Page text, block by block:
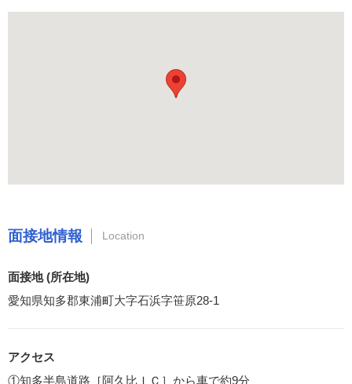
面接地情報 Location
面接地 (所在地)
愛知県知多郡東浦町大字石浜字笹原28-1
アクセス
①知多半島道路［阿久比ＩＣ］から車で約9分